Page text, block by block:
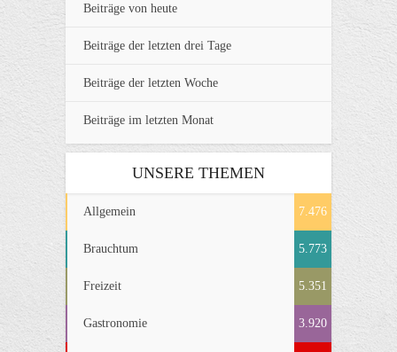
Beiträge von heute
Beiträge der letzten drei Tage
Beiträge der letzten Woche
Beiträge im letzten Monat
UNSERE THEMEN
Allgemein 7.476
Brauchtum 5.773
Freizeit 5.351
Gastronomie 3.920